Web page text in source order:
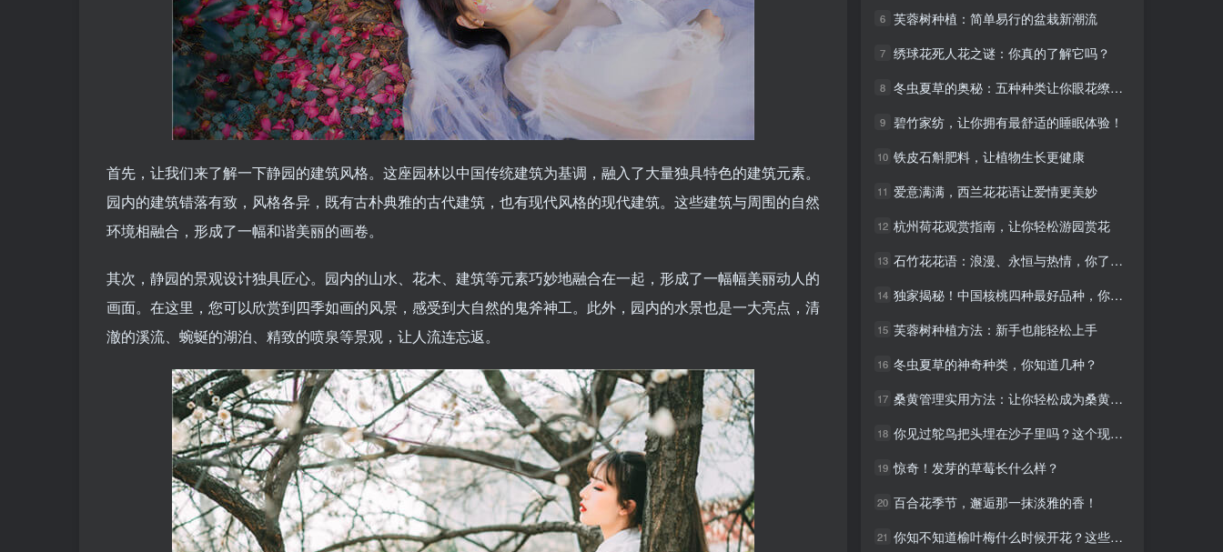
首先，让我们来了解一下静园的建筑风格。这座园林以中国传统建筑为基调，融入了大量独具特色的建筑元素。
园内的建筑错落有致，风格各异，既有古朴典雅的古代建筑，也有现代风格的现代建筑。这些建筑与周围的自然
环境相融合，形成了一幅和谐美丽的画卷。
其次，静园的景观设计独具匠心。园内的山水、花木、建筑等元素巧妙地融合在一起，形成了一幅幅美丽动人的
画面。在这里，您可以欣赏到四季如画的风景，感受到大自然的鬼斧神工。此外，园内的水景也是一大亮点，清
澈的溪流、蜿蜒的湖泊、精致的喷泉等景观，让人流连忘返。
6 芙蓉树种植：简单易行的盆栽新潮流
7 绣球花死人花之谜：你真的了解它吗？
8 冬虫夏草的奥秘：五种种类让你眼花缭乱！
9 碧竹家纺，让你拥有最舒适的睡眠体验！
10 铁皮石斛肥料，让植物生长更健康
11 爱意满满，西兰花花语让爱情更美妙
12 杭州荷花观赏指南，让你轻松游园赏花
13 石竹花花语：浪漫、永恒与热情，你了解吗？
14 独家揭秘！中国核桃四种最好品种，你绝对想不到！
15 芙蓉树种植方法：新手也能轻松上手
16 冬虫夏草的神奇种类，你知道几种？
17 桑黄管理实用方法：让你轻松成为桑黄种植高手
18 你见过鸵鸟把头埋在沙子里吗？这个现象真神奇！
19 惊奇！发芽的草莓长什么样？
20 百合花季节，邂逅那一抹淡雅的香！
21 你知不知道榆叶梅什么时候开花？这些知识必看！
6 芙蓉树种植：简单易行的盆栽新潮流
7 绣球花死人花之谜：你真的了解它吗？
8 冬虫夏草的奥秘：五种种类让你眼花缭乱！
9 碧竹家纺，让你拥有最舒适的睡眠体验！
10 铁皮石斛肥料，让植物生长更健康
11 爱意满满，西兰花花语让爱情更美妙
12 杭州荷花观赏指南，让你轻松游园赏花
13 石竹花花语：浪漫、永恒与热情，你了解吗？
14 独家揭秘！中国核桃四种最好品种，你绝对想不到！
15 芙蓉树种植方法：新手也能轻松上手
16 冬虫夏草的神奇种类，你知道几种？
17 桑黄管理实用方法：让你轻松成为桑黄种植高手
18 你见过鸵鸟把头埋在沙子里吗？这个现象真神奇！
19 惊奇！发芽的草莓长什么样？
20 百合花季节，邂逅那一抹淡雅的香！
21 你知不知道榆叶梅什么时候开花？这些知识必看！